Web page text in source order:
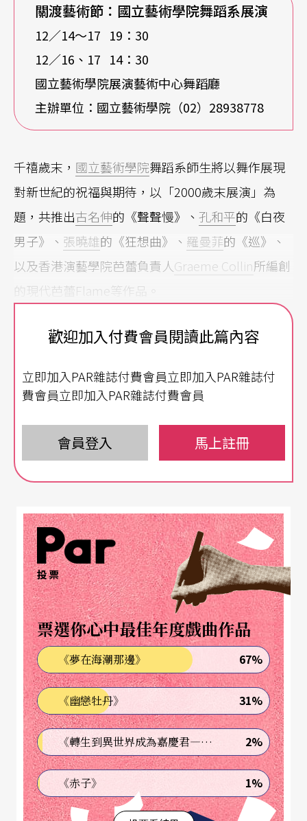
關渡藝術節：國立藝術學院舞蹈系展演
12／14〜17 19：30
12／16、17 14：30
國立藝術學院展演藝術中心舞蹈廳
主辦單位：國立藝術學院（02）28938778
千禧歲末， 國立藝術學院舞蹈系師生將以舞作展現
對新世紀的祝福與期待，以「2000歲末展演」為
題，共推出古名伸的《聲聲慢》、 孔和平的《白夜
男子》、 張曉雄的《狂想曲》、 羅曼菲的《巡》、
以及香港演藝學院芭蕾負責人Graeme Collin所編創
的現代芭蕾Flame等作品。
歡迎加入付費會員閱讀此篇內容
立即加入PAR雜誌付費會員立即加入PAR雜誌付
費會員立即加入PAR雜誌付費會員
會員登入 馬上註冊
投票
票選你心中最佳年度戲曲作品
《夢在海潮那邊》 67%
《幽戀牡丹》 31%
《轉生到異世界成為嘉慶君—發現我的祖先是詐騙集團!?》 2%
《赤子》 1%